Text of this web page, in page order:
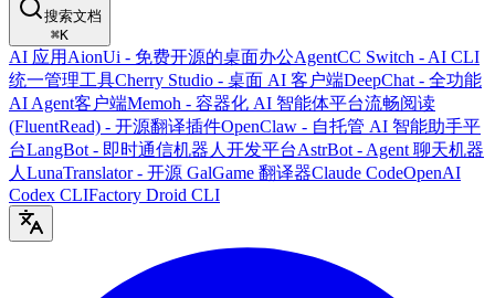
搜索文档
⌘K
AI 应用 AionUi - 免费开源的桌面办公AgentCC Switch - AI CLI
统一管理工具Cherry Studio - 桌面 AI 客户端DeepChat - 全功能
AI Agent客户端Memoh - 容器化 AI 智能体平台流畅阅读
(FluentRead) - 开源翻译插件OpenClaw - 自托管 AI 智能助手平
台LangBot - 即时通信机器人开发平台AstrBot - Agent 聊天机器
人 LunaTranslator - 开源 GalGame 翻译器Claude CodeOpenAI
Codex CLIFactory Droid CLI